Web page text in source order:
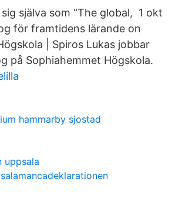
själva som “The global, 1 okt
för framtidens lärande on
| Spiros Lukas jobbar
på Sophiahemmet Högskola.
hammarby sjostad
uppsala